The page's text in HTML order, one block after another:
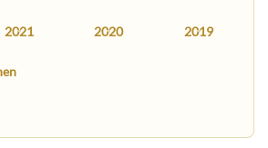
2021 2020 2019